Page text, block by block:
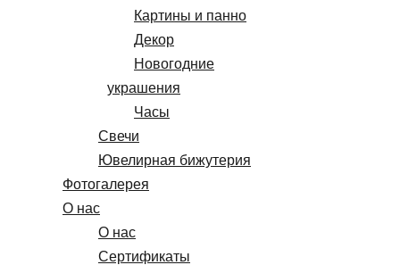
Картины и панно
Декор
Новогодние
украшения
Часы
Свечи
Ювелирная бижутерия
Фотогалерея
О нас
О нас
Сертификаты